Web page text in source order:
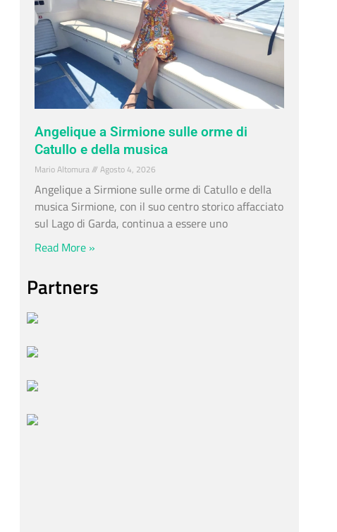
Angelique a Sirmione sulle orme di
Catullo e della musica
Mario Altomura Agosto 4, 2026
Angelique a Sirmione sulle orme di Catullo e della
musica Sirmione, con il suo centro storico affacciato
sul Lago di Garda, continua a essere uno
Read More »
Partners